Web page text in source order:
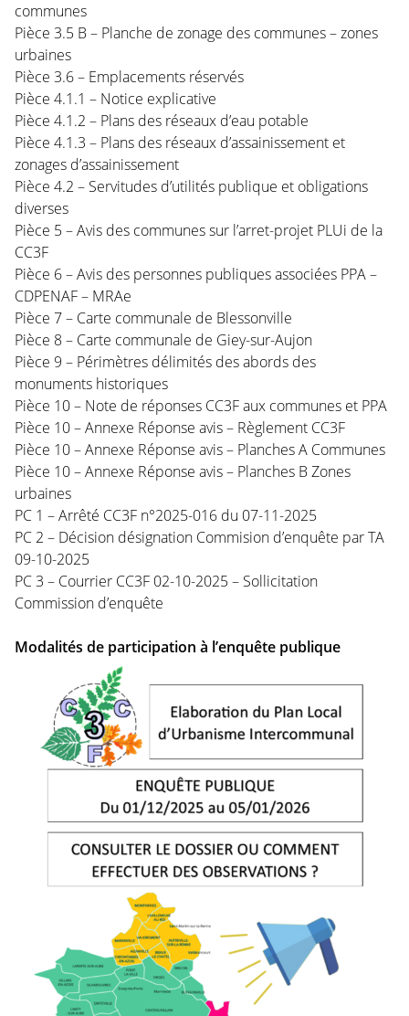
communes
Pièce 3.5 B – Planche de zonage des communes – zones
urbaines
Pièce 3.6 – Emplacements réservés
Pièce 4.1.1 – Notice explicative
Pièce 4.1.2 – Plans des réseaux d’eau potable
Pièce 4.1.3 – Plans des réseaux d’assainissement et
zonages d’assainissement
Pièce 4.2 – Servitudes d’utilités publique et obligations
diverses
Pièce 5 – Avis des communes sur l’arret-projet PLUi de la
CC3F
Pièce 6 – Avis des personnes publiques associées PPA –
CDPENAF – MRAe
Pièce 7 – Carte communale de Blessonville
Pièce 8 – Carte communale de Giey-sur-Aujon
Pièce 9 – Périmètres délimités des abords des
monuments historiques
Pièce 10 – Note de réponses CC3F aux communes et PPA
Pièce 10 – Annexe Réponse avis – Règlement CC3F
Pièce 10 – Annexe Réponse avis – Planches A Communes
Pièce 10 – Annexe Réponse avis – Planches B Zones
urbaines
PC 1 – Arrêté CC3F n°2025-016 du 07-11-2025
PC 2 – Décision désignation Commision d’enquête par TA
09-10-2025
PC 3 – Courrier CC3F 02-10-2025 – Sollicitation
Commission d’enquête
Modalités de participation à l’enquête publique